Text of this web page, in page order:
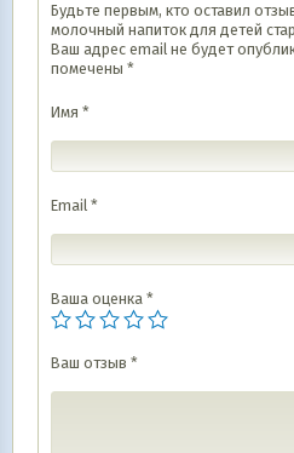
Будьте первым, кто оставил
молочный напиток для детей
Ваш адрес email не будет
помечены *
Имя *
Email *
Ваша оценка *
Ваш отзыв *